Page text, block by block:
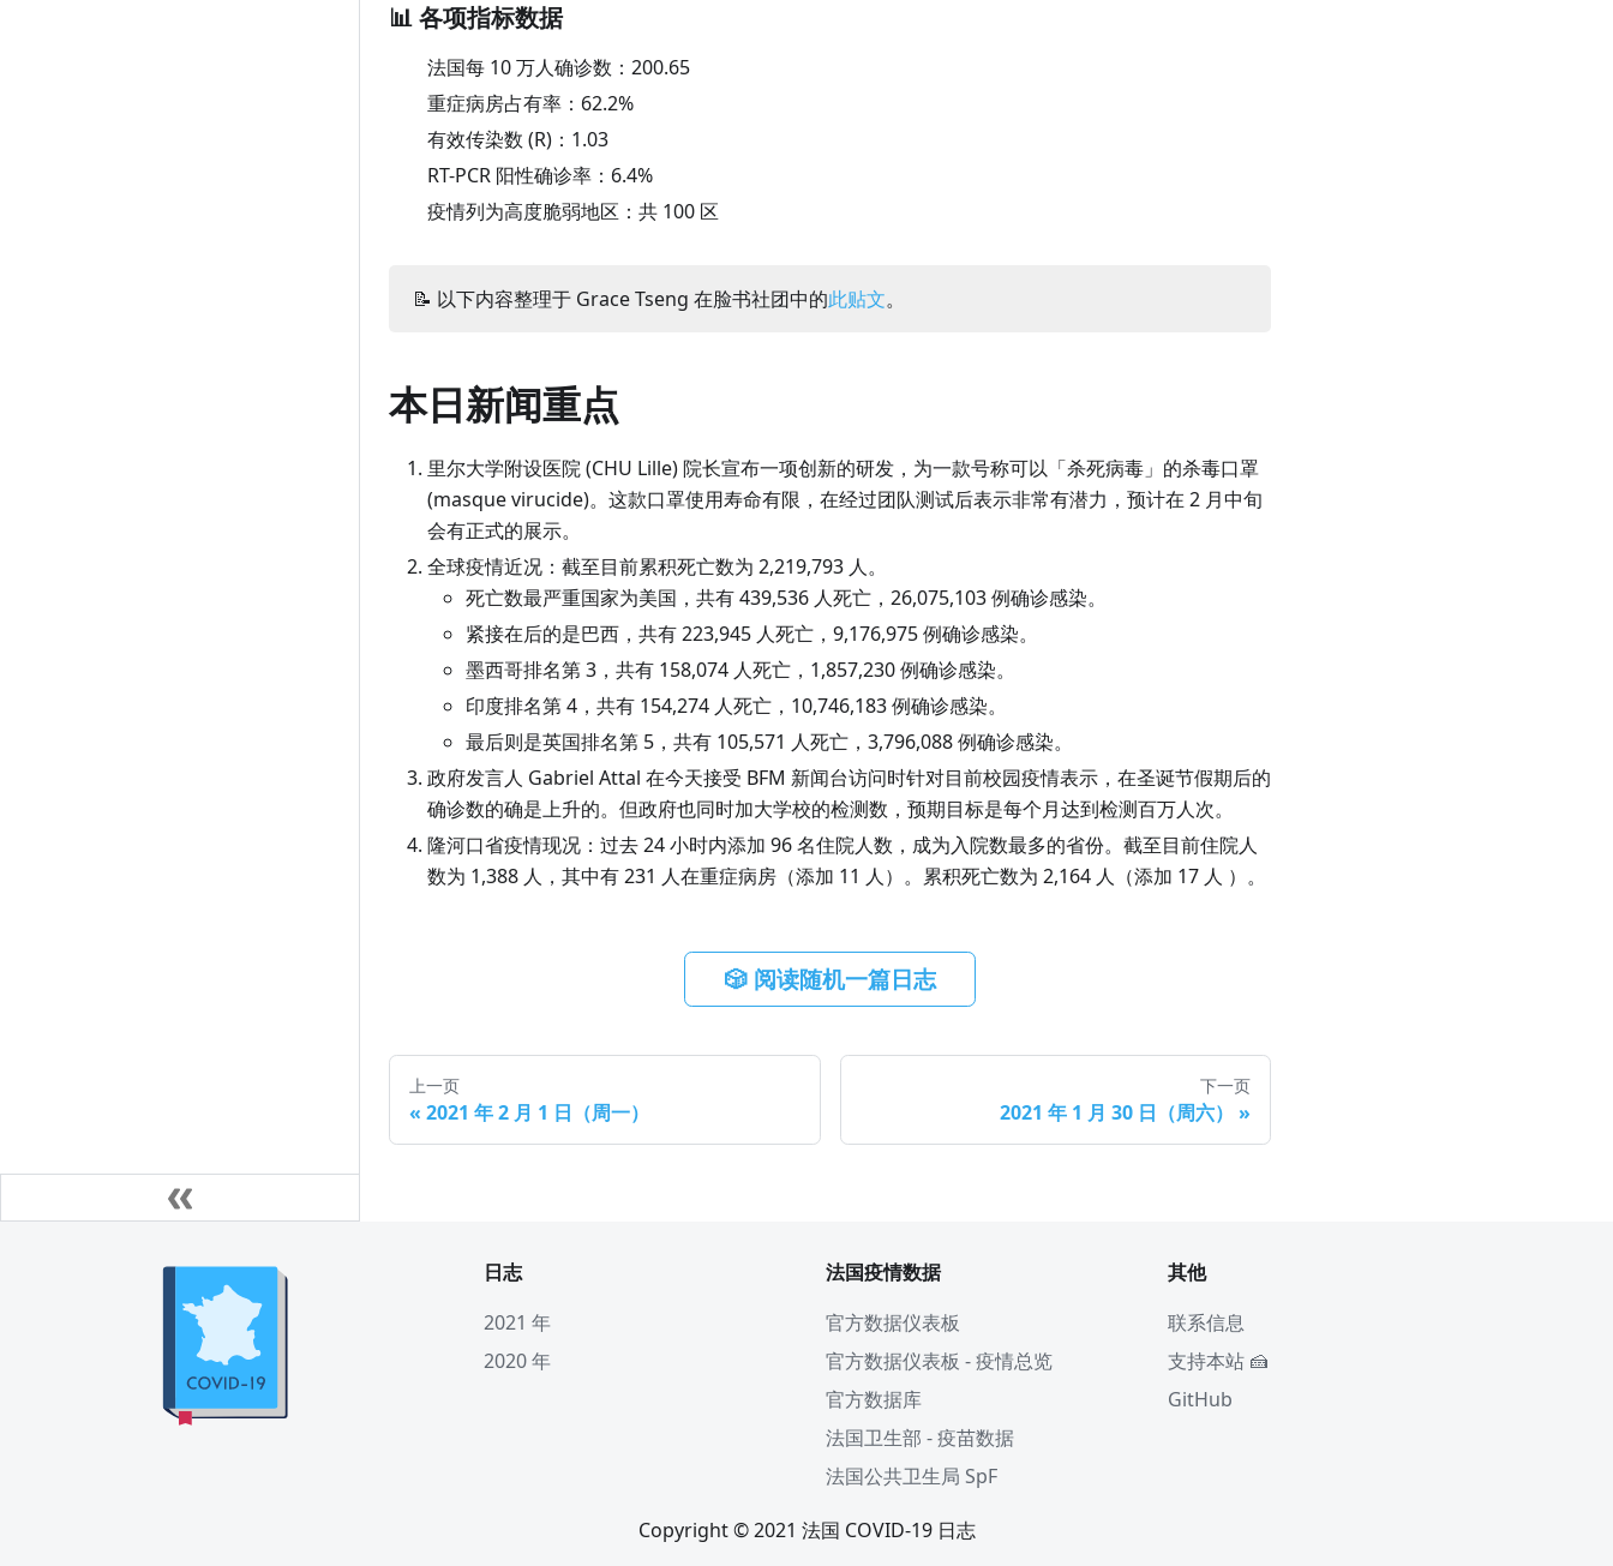
📊 各项指标数据
法国每 10 万人确诊数： 200.65
重症病房占有率： 62.2%
有效传染数 (R)： 1.03
RT-PCR 阳性确诊率： 6.4%
疫情列为高度脆弱地区：共 100 区
📝 以下内容整理于 Grace Tseng 在脸书社团中的此贴文。
本日新闻重点
里尔大学附设医院 (CHU Lille) 院长宣布一项创新的研发，为一款号称可以「杀死病毒」的杀毒口罩
(masque virucide)。这款口罩使用寿命有限，在经过团队测试后表示非常有潜力，预计在 2 月中旬
会有正式的展示。
全球疫情近况：截至目前累积死亡数为 2,219,793 人。
死亡数最严重国家为美国，共有 439,536 人死亡，26,075,103 例确诊感染。
紧接在后的是巴西，共有 223,945 人死亡，9,176,975 例确诊感染。
墨西哥排名第 3，共有 158,074 人死亡，1,857,230 例确诊感染。
印度排名第 4，共有 154,274 人死亡，10,746,183 例确诊感染。
最后则是英国排名第 5，共有 105,571 人死亡，3,796,088 例确诊感染。
政府发言人 Gabriel Attal 在今天接受 BFM 新闻台访问时针对目前校园疫情表示，在圣诞节假期后的
确诊数的确是上升的。但政府也同时加大学校的检测数，预期目标是每个月达到检测百万人次。
隆河口省疫情现况：过去 24 小时内添加 96 名住院人数，成为入院数最多的省份。截至目前住院人
数为 1,388 人，其中有 231 人在重症病房（添加 11 人）。累积死亡数为 2,164 人（添加 17 人 ）。
🎲 阅读随机一篇日志
上一页
« 2021 年 2 月 1 日（周一）
下一页
2021 年 1 月 30 日（周六） »
日志
2021 年
2020 年
法国疫情数据
官方数据仪表板
官方数据仪表板 - 疫情总览
官方数据库
法国卫生部 - 疫苗数据
法国公共卫生局 SpF
其他
联系信息
支持本站 🍰
GitHub
Copyright © 2021 法国 COVID-19 日志